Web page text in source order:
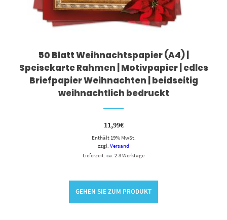
50 Blatt Weihnachtspapier (A4) |
Speisekarte Rahmen | Motivpapier | edles
Briefpapier Weihnachten | beidseitig
weihnachtlich bedruckt
11,99€
Enthält 19% MwSt.
zzgl. Versand
Lieferzeit: ca. 2-3 Werktage
GEHEN SIE ZUM PRODUKT